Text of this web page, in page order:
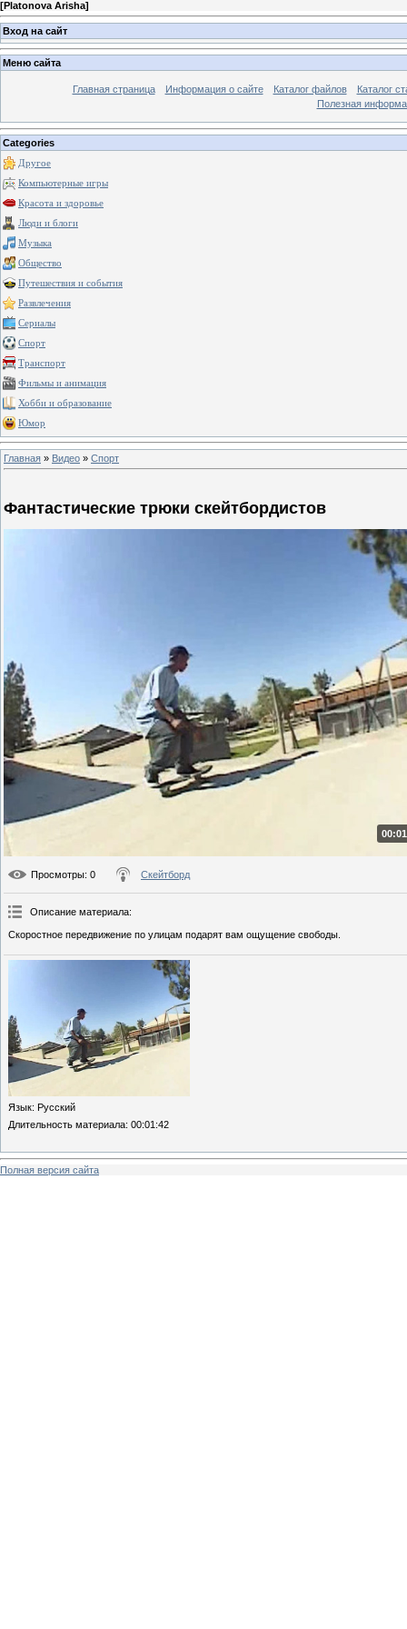
[Platonova Arisha]
Вход на сайт
Меню сайта
Главная страница Информация о сайте Каталог файлов
Каталог
Полезная
Categories
Другое
Компьютерные игры
Красота и здоровье
Люди и блоги
Музыка
Общество
Путешествия и события
Развлечения
Сериалы
Спорт
Транспорт
Фильмы и анимация
Хобби и образование
Юмор
Главная » Видео » Спорт
Фантастические трюки скейтбордистов
Просмотры: 0 Скейтборд
Описание материала:
Скоростное передвижение по улицам подарят вам ощущение свободы.
Язык: Русский
Длительность материала: 00:01:42
Полная версия сайта